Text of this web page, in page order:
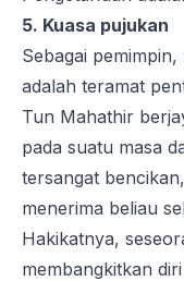
5. Kuasa pujukan
Sebagai
adalah teramat
Tun Mahathir
pada suatu masa
tersangat
menerima beliau
Hakikatnya,
membangkitkan